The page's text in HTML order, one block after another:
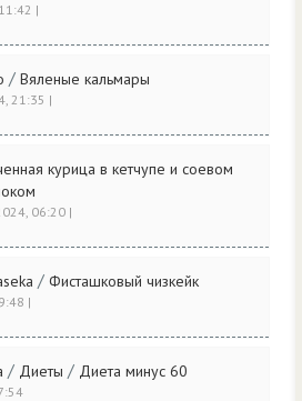
|
/ Вяленые кальмары
21:35 |
курица в кетчупе и соевом
06:20 |
/ Фисташковый чизкейк
|
/ Диеты / Диета минус 60